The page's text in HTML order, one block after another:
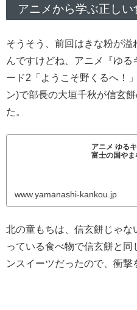
アニメから学ぶ正しい
そうそう、前回はきな粉が
んですけどね、アニメ『ゆ
ード2「ようこそ野くるへ！
ン)で部長の大垣千秋が信玄
た。
アニメ ゆる
富士の国や
www.yamanashi-kankou.jp
北の童もちは、信玄餅じゃな
っている食べ物で信玄餅と
ンスイーツだったので、衝撃